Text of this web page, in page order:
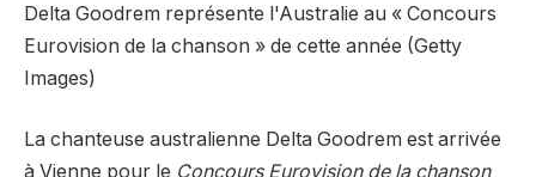
Delta Goodrem représente l'Australie au « Concours
Eurovision de la chanson » de cette année (Getty
Images)
La chanteuse australienne Delta Goodrem est arrivée
à Vienne pour le Concours Eurovision de la chanson